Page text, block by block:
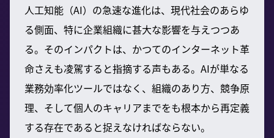
人工知能（AI）の急速な進化は、現代社会のあらゆ
る側面、特に企業組織に甚大な影響を与えつつあ
る。そのインパクトは、かつてのインターネット革
命さえも凌駕すると指摘する声もある。AIが単なる
業務効率化ツールではなく、組織のあり方、競争原
理、そして個人のキャリアまでをも根本から再定義
する存在であると捉えなければならない。